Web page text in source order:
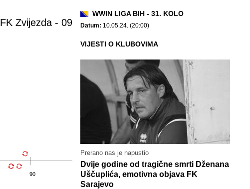
FK Zvijezda - 09
90
WWIN LIGA BIH - 31. KOLO
Datum: 10.05.24. (20:00)
VIJESTI O KLUBOVIMA
Prerano nas je napustio
Dvije godine od tragične smrti Dženana
Uščuplića, emotivna objava FK
Sarajevo